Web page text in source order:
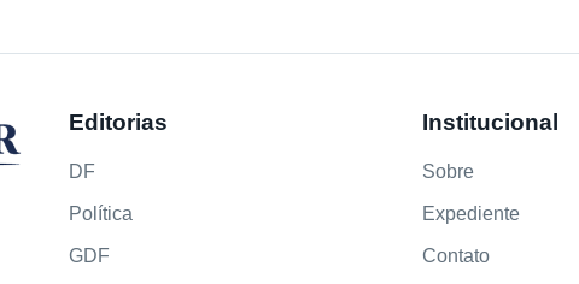
Editorias
DF
Política
GDF
Institucional
Sobre
Expediente
Contato